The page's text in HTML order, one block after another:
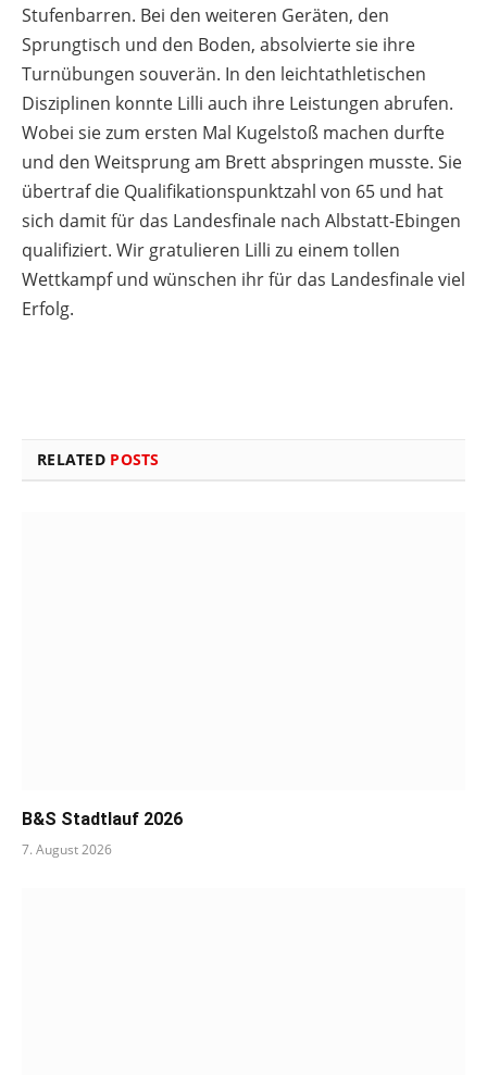
Stufenbarren. Bei den weiteren Geräten, den
Sprungtisch und den Boden, absolvierte sie ihre
Turnübungen souverän. In den leichtathletischen
Disziplinen konnte Lilli auch ihre Leistungen abrufen.
Wobei sie zum ersten Mal Kugelstoß machen durfte
und den Weitsprung am Brett abspringen musste. Sie
übertraf die Qualifikationspunktzahl von 65 und hat
sich damit für das Landesfinale nach Albstatt-Ebingen
qualifiziert. Wir gratulieren Lilli zu einem tollen
Wettkampf und wünschen ihr für das Landesfinale viel
Erfolg.
RELATED POSTS
B&S Stadtlauf 2026
7. August 2026